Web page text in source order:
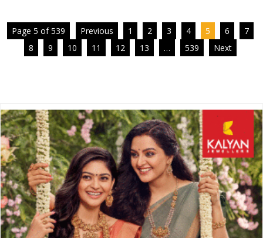
Page 5 of 539 Previous 1 2 3 4 5 6
7
8
9 10 11 12 13 … 539 Next